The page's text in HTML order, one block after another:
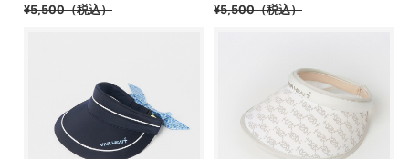
¥5,500（税込） ¥5,500（税込）